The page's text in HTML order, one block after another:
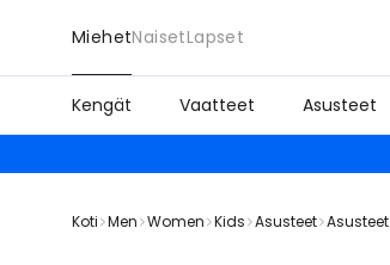
MiehetNaisetLapset
Kengät Vaatteet Asusteet
Koti Men Women Kids Asusteet Asusteet